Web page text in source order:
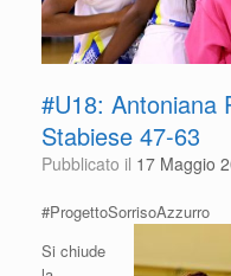
#U18: Antoniana
Stabiese 47-63
Pubblicato il 17 Maggio
#ProgettoSorrisoAzzurro
Si chiude